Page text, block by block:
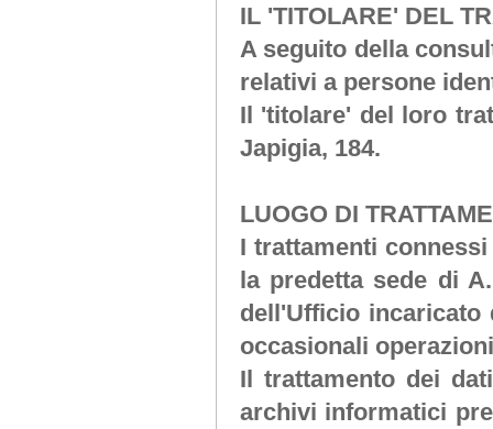
IL 'TITOLARE' DEL
A seguito della
relativi a persone
Il 'titolare' del loro
Japigia, 184.
LUOGO DI
I trattamenti
la predetta sede di
dell'Ufficio incaricato
occasionali
Il trattamento dei
archivi informatici